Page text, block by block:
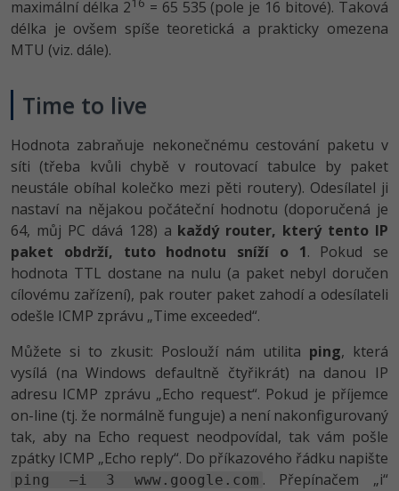
maximální délka 2
= 65 535 (pole je 16 bitové). Taková
délka je ovšem spíše teoretická a prakticky omezena
MTU (viz. dále).
Time to live
Hodnota zabraňuje nekonečnému cestování paketu v
síti (třeba kvůli chybě v routovací tabulce by paket
neustále obíhal kolečko mezi pěti routery). Odesílatel ji
nastaví na nějakou počáteční hodnotu (doporučená je
64, můj PC dává 128) a každý router, který tento IP
paket obdrží, tuto hodnotu sníží o 1. Pokud se
hodnota TTL dostane na nulu (a paket nebyl doručen
cílovému zařízení), pak router paket zahodí a odesílateli
odešle ICMP zprávu „Time exceeded“.
Můžete si to zkusit: Poslouží nám utilita ping, která
vysílá (na Windows defaultně čtyřikrát) na danou IP
adresu ICMP zprávu „Echo request“. Pokud je příjemce
on-line (tj. že normálně funguje) a není nakonfigurovaný
tak, aby na Echo request neodpovídal, tak vám pošle
zpátky ICMP „Echo reply“. Do příkazového řádku napište
ping –i 3 www.google.com . Přepínačem „i“